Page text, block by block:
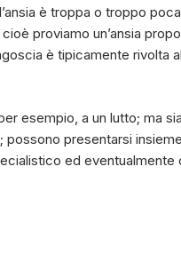
è troppa o troppo
proviamo un’ansia
è tipicamente rivolta al
esempio, a un lutto; ma sia
possono presentarsi
ed eventualmente